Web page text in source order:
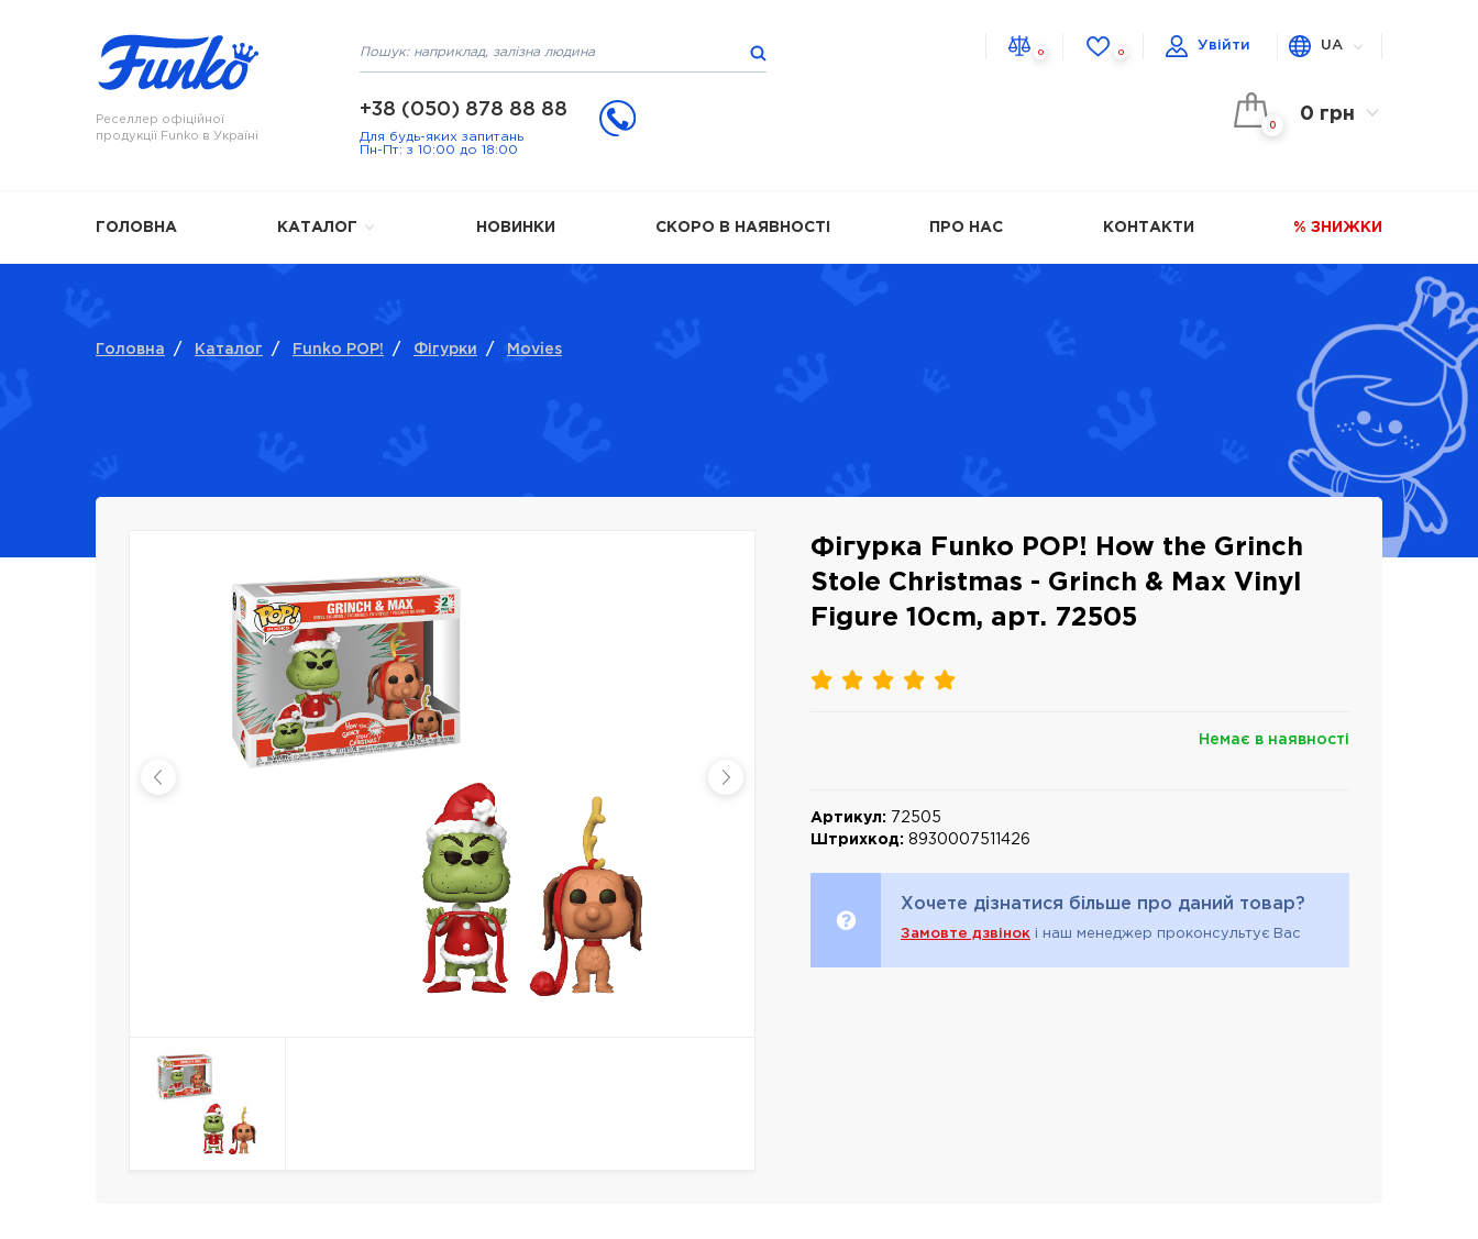
Реселлер офіційної
продукції Funko в Україні
+38 (050) 878 88 88
Для будь-яких запитань
Пн-Пт: з 10:00 до 18:00
0 0
Увійти UA
0
0 грн
ГОЛОВНА КАТАЛОГ НОВИНКИ СКОРО В НАЯВНОСТІ ПРО НАС КОНТАКТИ % ЗНИЖКИ
Головна / Каталог / Funko POP! / Фігурки / Movies
Фігурка Funko POP! How the Grinch
Stole Christmas - Grinch & Max Vinyl
Figure 10cm, арт. 72505
Немає в наявності
Артикул: 72505
Штрихкод: 8930007511426
Хочете дізнатися більше про даний товар?
Замовте дзвінок і наш менеджер проконсультує Вас